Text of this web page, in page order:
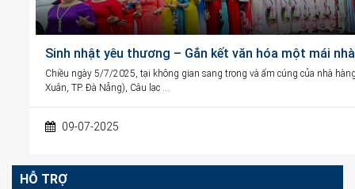
Sinh nhật yêu thương – Gắn kết văn hóa một mái nhà
Chiều ngày 5/7/2025, tại không gian sang trọng và ấm cúng của nhà
Xuân, TP. Đà Nẵng), Câu lạc …
09-07-2025
HỖ TRỢ